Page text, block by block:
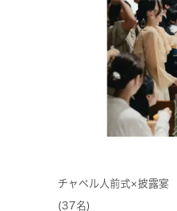
チャペル人前式×披露宴
(37名)